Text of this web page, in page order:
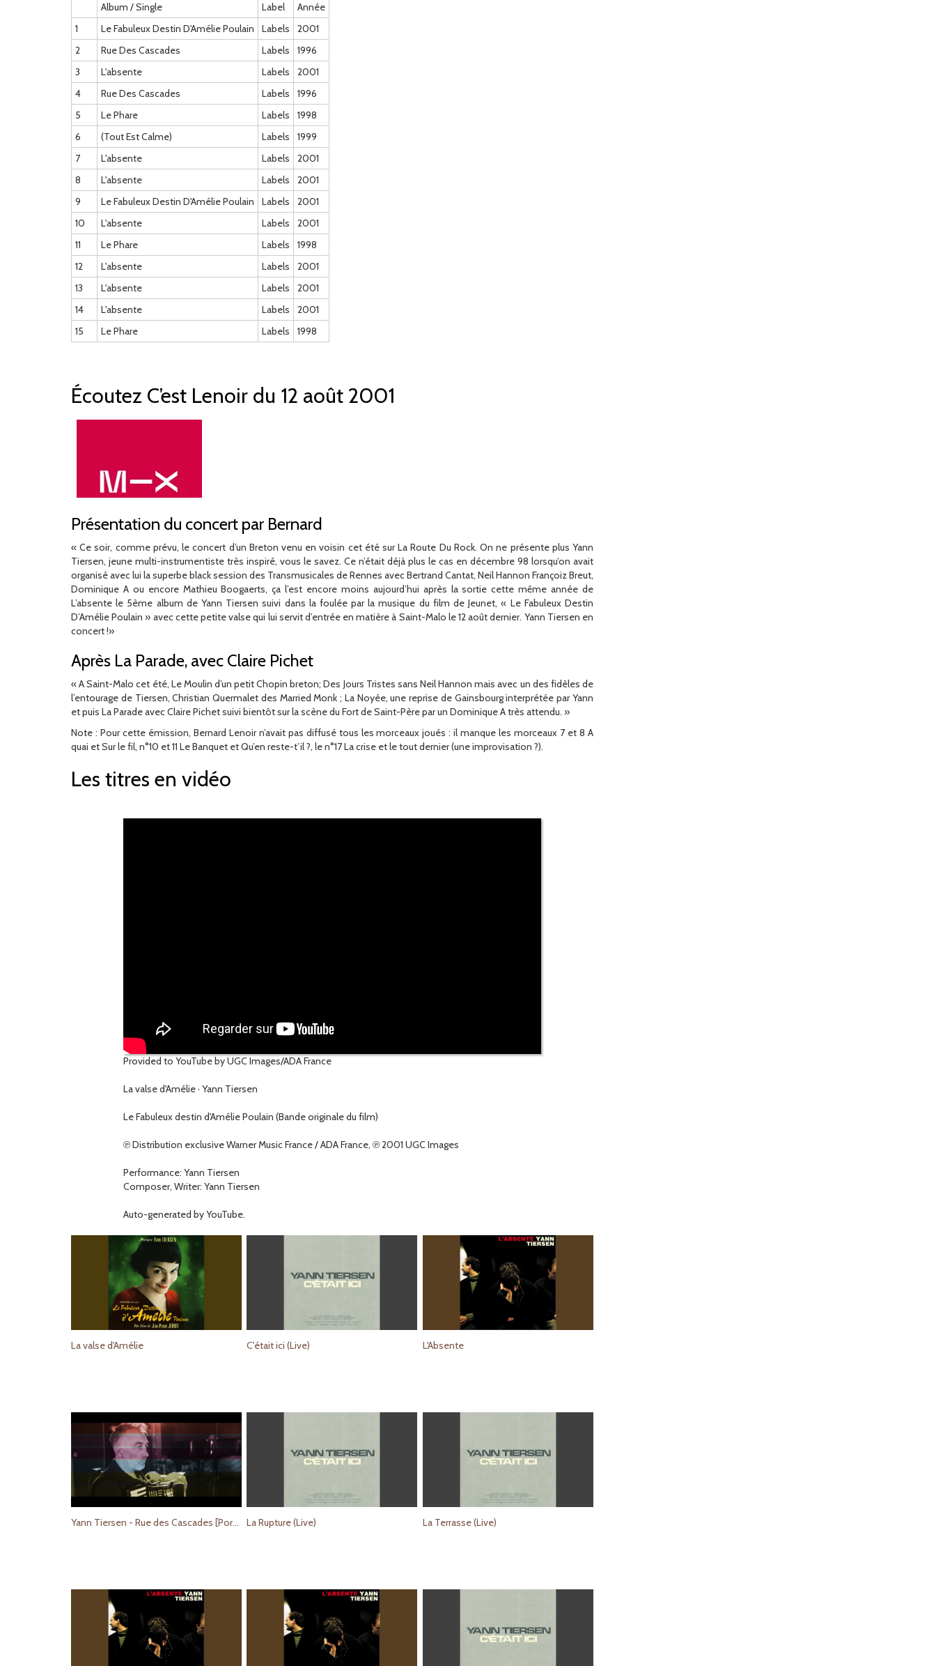
Album / Single
Label
Année
1
Le Fabuleux Destin D'Amélie Poulain Labels
2001
2
Rue Des Cascades Labels
1996
3
L'absente Labels
2001
4
Rue Des Cascades Labels
1996
5
Le Phare Labels
1998
6
(Tout Est Calme) Labels
1999
7
L'absente Labels
2001
8
L'absente Labels
2001
9
Le Fabuleux Destin D'Amélie Poulain Labels
2001
10
L'absente Labels
2001
11
Le Phare Labels
1998
12
L'absente Labels
2001
13
L'absente Labels
2001
14
L'absente Labels
2001
15
Le Phare Labels 1998
Écoutez C’est Lenoir du 12 août 2001
Présentation du concert par Bernard
« Ce soir, comme prévu, le concert d’un Breton venu en voisin cet été sur La Route Du Rock. On ne présente plus Yann
Tiersen, jeune multi-instrumentiste très inspiré, vous le savez. Ce n’était déjà plus le cas en décembre 98 lorsqu’on avait
organisé avec lui la superbe black session des Transmusicales de Rennes avec Bertrand Cantat, Neil Hannon Françoiz Breut,
Dominique A ou encore Mathieu Boogaerts, ça l’est encore moins aujourd’hui après la sortie cette même année de
L’absente le 5ème album de Yann Tiersen suivi dans la foulée par la musique du film de Jeunet, « Le Fabuleux Destin
D’Amélie Poulain » avec cette petite valse qui lui servit d’entrée en matière à Saint-Malo le 12 août dernier. Yann Tiersen en
concert !»
Après La Parade, avec Claire Pichet
« A Saint-Malo cet été, Le Moulin d’un petit Chopin breton; Des Jours Tristes sans Neil Hannon mais avec un des fidèles de
l’entourage de Tiersen, Christian Quermalet des Married Monk ; La Noyée, une reprise de Gainsbourg interprétée par Yann
et puis La Parade avec Claire Pichet suivi bientôt sur la scène du Fort de Saint-Père par un Dominique A très attendu. »
Note : Pour cette émission, Bernard Lenoir n’avait pas diffusé tous les morceaux joués : il manque les morceaux 7 et 8 A
quai et Sur le fil, n°10 et 11 Le Banquet et Qu’en reste-t’il ?, le n°17 La crise et le tout dernier (une improvisation ?).
Les titres en vidéo
Provided to YouTube by UGC Images/ADA France
La valse d'Amélie · Yann Tiersen
Le Fabuleux destin d'Amélie Poulain (Bande originale du film)
℗ Distribution exclusive Warner Music France / ADA France, ℗ 2001 UGC Images
Performance: Yann Tiersen
Composer, Writer: Yann Tiersen
Auto-generated by YouTube.
La valse d'Amélie C'était ici (Live) L'Absente
Yann Tiersen - Rue des Cascades [Portrait Version] (Official Video) La Rupture (Live) La Terrasse (Live)